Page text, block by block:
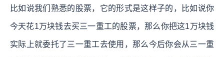
比如说我们熟悉的股票，它的形式是这样子的，比如说你
今天花1万块钱去买三一重工的股票，那么你把这1万块钱
实际上就委托了三一重工去使用，那么今后你会从三一重